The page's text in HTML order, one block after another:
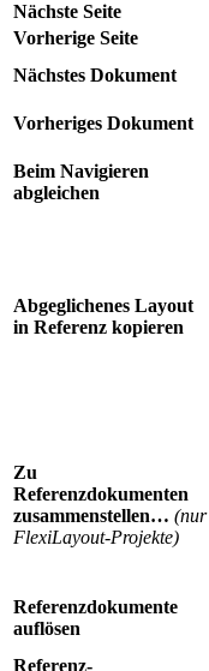
Nächste Seite
Vorherige Seite
Nächstes Dokument
Vorheriges Dokument
Beim Navigieren
abgleichen
Abgeglichenes Layout
in Referenz kopieren
Zu
Referenzdokumenten
zusammenstellen… (nur
FlexiLayout-Projekte)
Referenzdokumente
auflösen
Referenz-